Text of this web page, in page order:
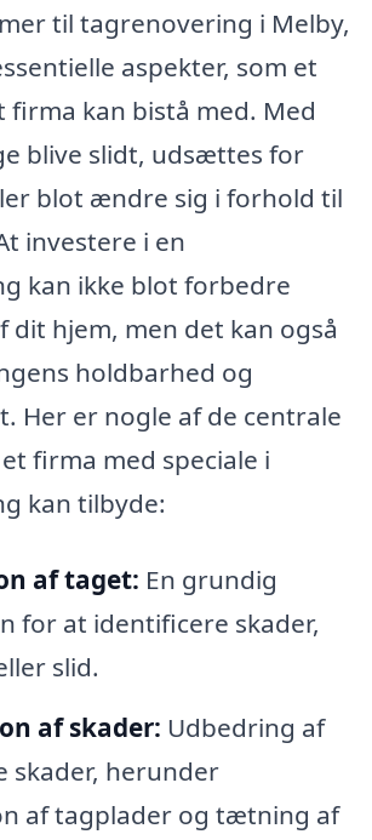
til tagrenovering i Melby,
aspekter, som et
firma kan bistå med. Med
blive slidt, udsættes for
blot ændre sig i forhold til
investere i en
kan ikke blot forbedre
dit hjem, men det kan også
holdbarhed og
Her er nogle af de centrale
firma med speciale i
kan tilbyde:
af taget: En grundig
for at identificere skader,
slid.
af skader: Udbedring af
skader, herunder
af tagplader og tætning af